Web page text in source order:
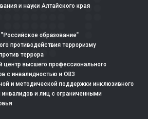
и науки Алтайского края
образование"
противодействия терроризму
террора
центр высшего профессионального
с инвалидностью и ОВЗ
и методической поддержки инклюзивного
и лиц с ограниченными